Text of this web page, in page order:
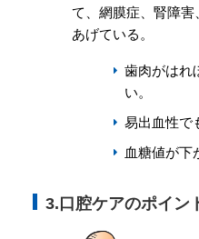
て、網膜症、腎障
あげている。
歯肉がはれ
い。
易出血性で
血糖値が下
3.口腔ケアのポイン